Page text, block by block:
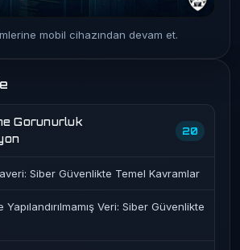
mobil cihazından devam et.
Gorunurluk
20
Siber Güvenlikte Temel Kavramlar
Yapılandırılmamış Veri: Siber Güvenlikte